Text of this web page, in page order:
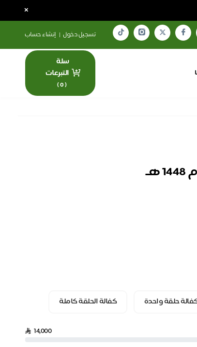
×
تسجيل دخول | إنشاء حساب
سلة
التبرعات
(
0
)
حلقة واحدة كفالة الحلقة كاملة
14,000